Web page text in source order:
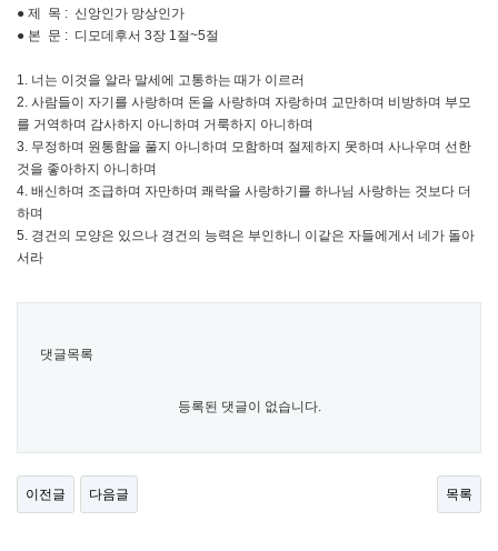
● 제 목 : 신앙인가 망상인가
● 본 문 : 디모데후서 3장 1절~5절
1. 너는 이것을 알라 말세에 고통하는 때가 이르러
2. 사람들이 자기를 사랑하며 돈을 사랑하며 자랑하며 교만하며 비방하며 부모
를 거역하며 감사하지 아니하며 거룩하지 아니하며
3. 무정하며 원통함을 풀지 아니하며 모함하며 절제하지 못하며 사나우며 선한
것을 좋아하지 아니하며
4. 배신하며 조급하며 자만하며 쾌락을 사랑하기를 하나님 사랑하는 것보다 더
하며
5. 경건의 모양은 있으나 경건의 능력은 부인하니 이같은 자들에게서 네가 돌아
서라
댓글목록
등록된 댓글이 없습니다.
이전글 다음글 목록